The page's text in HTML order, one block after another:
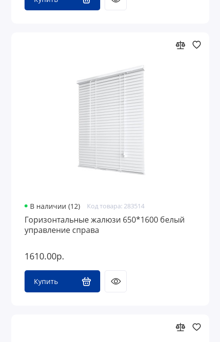
В наличии (12) Код товара: 283514
Горизонтальные жалюзи 650*1600 белый
управление справа
1610.00р.
Купить